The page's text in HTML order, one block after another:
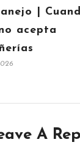
|
acepta
A